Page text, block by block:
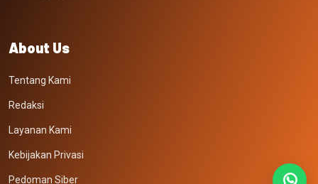
About Us
Tentang Kami
Redaksi
Layanan Kami
Kebijakan Privasi
Pedoman Siber